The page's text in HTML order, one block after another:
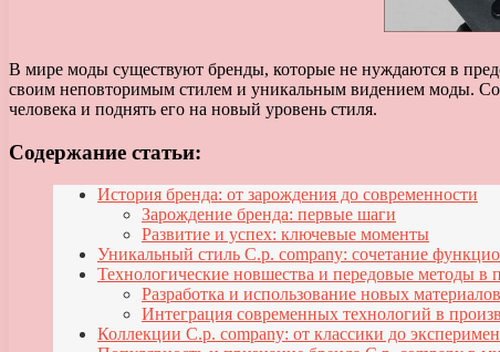
В мире моды существуют бренды, которые не нуждаются в
своим неповторимым стилем и уникальным видением моды.
человека и поднять его на новый уровень стиля.
Содержание статьи:
История бренда: от зарождения до современности
Зарождение бренда: первые шаги
Развитие и успех: ключевые моменты
Уникальный стиль C.p. company: сочетание
Технологические новшества и передовые методы в
Разработка и использование новых материалов
Интеграция современных технологий в
Коллекции C.p. company: от классики до